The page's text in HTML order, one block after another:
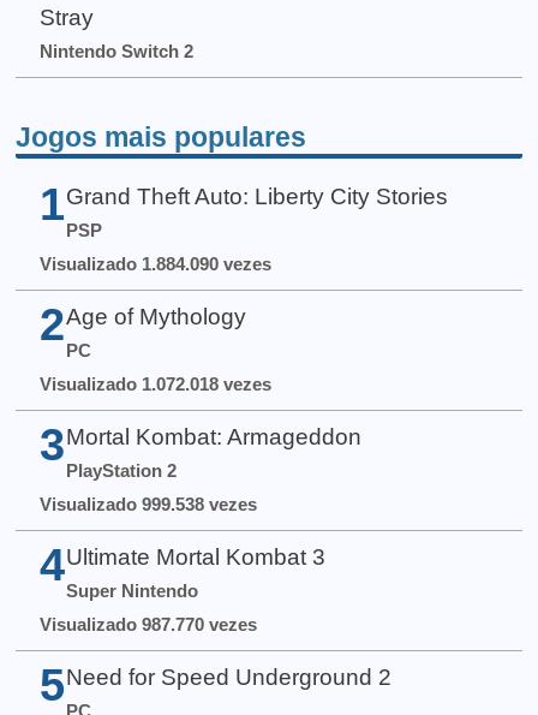
Stray
Nintendo Switch 2
Jogos mais populares
1 Grand Theft Auto: Liberty City Stories
PSP
Visualizado 1.884.090 vezes
2 Age of Mythology
PC
Visualizado 1.072.018 vezes
3 Mortal Kombat: Armageddon
PlayStation 2
Visualizado 999.538 vezes
4 Ultimate Mortal Kombat 3
Super Nintendo
Visualizado 987.770 vezes
5 Need for Speed Underground 2